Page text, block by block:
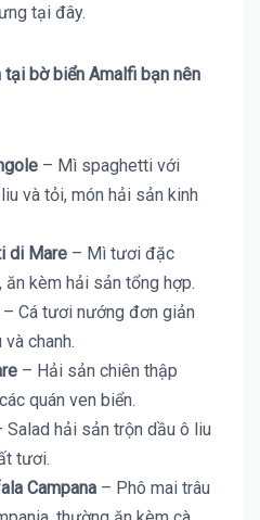
tại đây.
tại bờ biển Amalfi bạn nên
– Mì spaghetti với
và tỏi, món hải sản kinh
di Mare – Mì tươi đặc
kèm hải sản tổng hợp.
– Cá tươi nướng đơn giản
chanh.
– Hải sản chiên thập
quán ven biển.
Salad hải sản trộn dầu ô liu
tươi.
Campana – Phô mai trâu